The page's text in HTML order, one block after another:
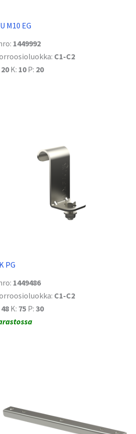
M10 EG
1449992
C1-C2
20K: 10P: 20
PG
1449486
C1-C2
48 K: 75 P: 30